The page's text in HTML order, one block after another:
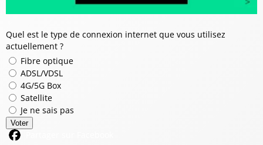
Quel est le type de connexion internet que vous utilisez
actuellement ?
Fibre optique
ADSL/VDSL
4G/5G Box
Satellite
Je ne sais pas
Voter